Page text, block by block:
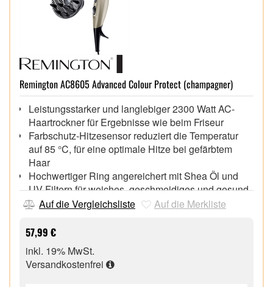
Remington AC8605 Advanced Colour Protect (champagner)
Leistungsstarker und langlebiger 2300 Watt AC-
Haartrockner für Ergebnisse wie beim Friseur
Farbschutz-Hitzesensor reduziert die Temperatur
auf 85 °C, für eine optimale Hitze bei gefärbtem
Haar
Hochwertiger Ring angereichert mit Shea Öl und
UV-Filtern für weiches, geschmeidiges und gesund
aussehendes Haar
Reduziert die statische Aufladung, lässt das Haar
schneller trocknen und sorgt für unvergleichbaren
Glanz
Ein-/Ausschalter für den Sensor, 3 Heiz- und 2
Auf die Vergleichsliste Auf die Merkliste
57,99 €
inkl. 19% MwSt.
Versandkostenfrei